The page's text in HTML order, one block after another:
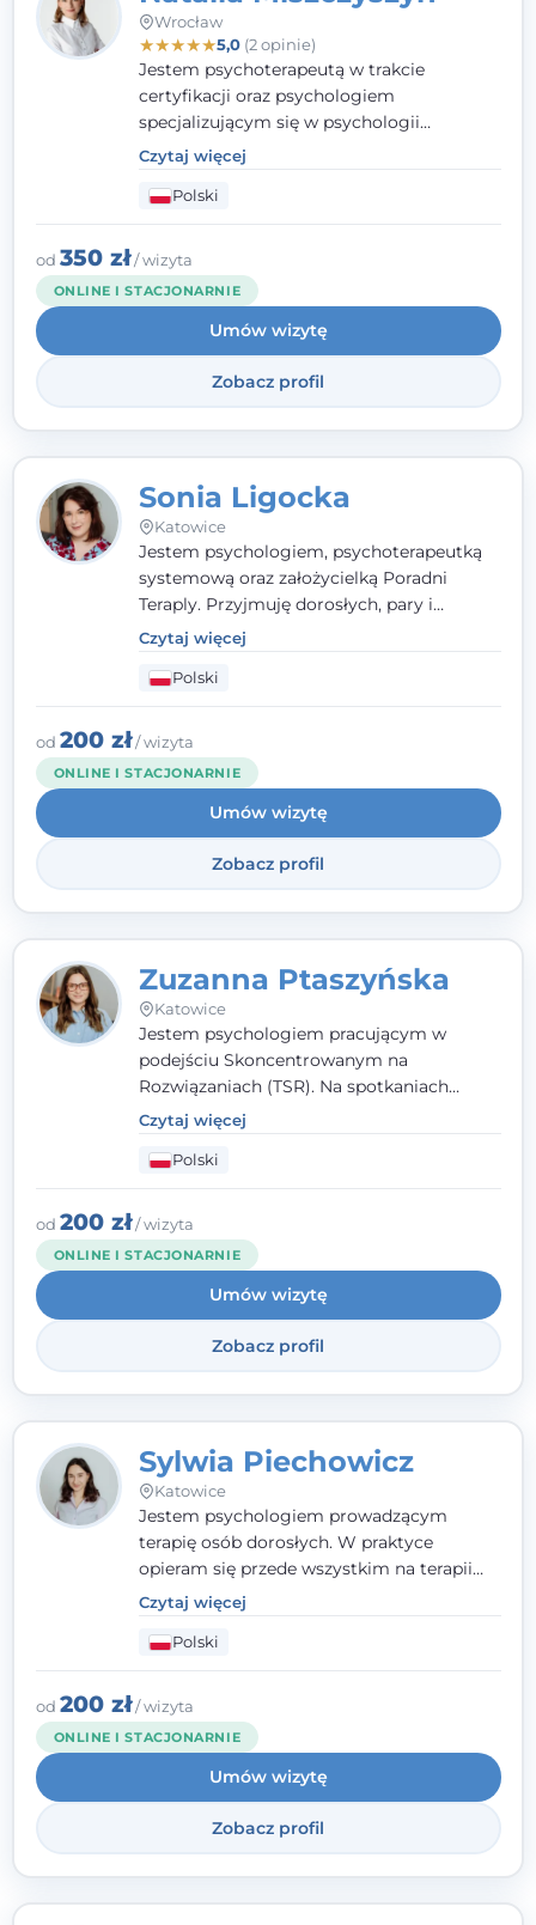
Wrocław
★★★★★5,0(2 opinie)
Jestem psychoterapeutą w trakcie
certyfikacji oraz psychologiem
specjalizującym się w psychologii
klinicznej. Ukończyłam również studia
podyplomowe z Praktycznej Diagnozy
Psychologicznej. Aktywnie uczestniczę w
działalności Polskiego Towarzystwa
Psychiatrycznego oraz Polskiego
Towarzystwa Psychologicznego, a także
jestem członkiem nadzwyczajnym
Wielkopolskiego Towarzystwa Terapii
Systemowej.
Czytaj więcej
Polski
od 350 zł/ wizyta
ONLINE I STACJONARNIE
Umów wizytę
Zobacz profil
Sonia Ligocka
Katowice
Jestem psychologiem, psychoterapeutką
systemową oraz założycielką Poradni
Teraply. Przyjmuję dorosłych, pary i
rodziny, dobierając metody do
indywidualnych zasobów pacjenta. Wierzę
w drzemiące w Tobie zasoby, które
pozwolą Ci wyjść z kryzysu - a jeśli jeszcze
ich nie widzisz, pomogę Ci je odsłonić.
Czytaj więcej
Polski
od 200 zł/ wizyta
ONLINE I STACJONARNIE
Umów wizytę
Zobacz profil
Zuzanna Ptaszyńska
Katowice
Jestem psychologiem pracującym w
podejściu Skoncentrowanym na
Rozwiązaniach (TSR). Na spotkaniach
pracuję w sposób dopasowany do Ciebie -
nawet jeśli na starcie nie wiesz dokładnie,
czego potrzebujesz, odkrywamy to razem,
krok po kroku. Towarzyszę dorosłym oraz
młodzieży od 13. roku życia.
Czytaj więcej
Polski
od 200 zł/ wizyta
ONLINE I STACJONARNIE
Umów wizytę
Zobacz profil
Sylwia Piechowicz
Katowice
Jestem psychologiem prowadzącym
terapię osób dorosłych. W praktyce
opieram się przede wszystkim na terapii
poznawczo-behawioralnej (CBT), a także na
podejściu skoncentrowanym na
rozwiązaniach (TSR) oraz Racjonalnej
Terapii Zachowania (RTZ). Dużą wagę
przykładam do relacji opartej na empatii,
poczuciu bezpieczeństwa i wzajemnym
zrozumieniu.
Czytaj więcej
Polski
od 200 zł/ wizyta
ONLINE I STACJONARNIE
Umów wizytę
Zobacz profil